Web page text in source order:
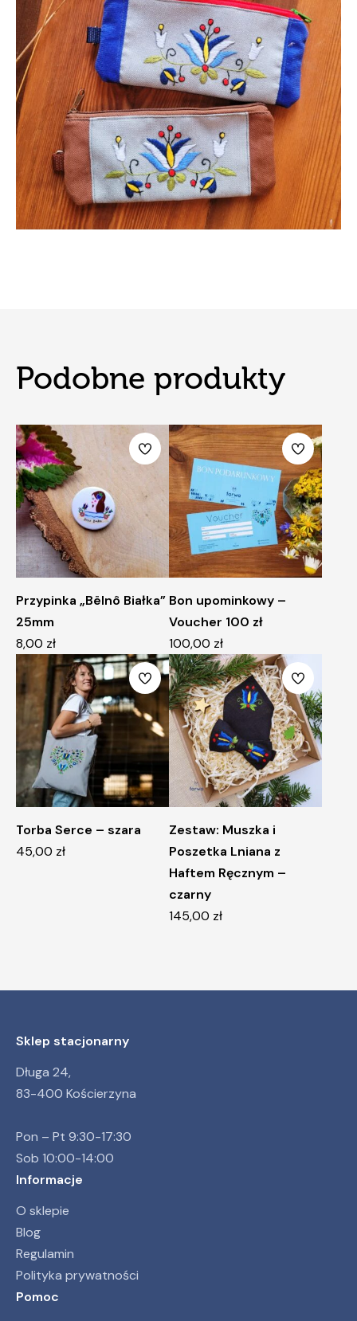
Podobne produkty
Przypinka „Bëlnô Białka”
25mm
8,00 zł
Bon upominkowy –
Voucher 100 zł
100,00 zł
Torba Serce – szara
45,00 zł
Zestaw: Muszka i
Poszetka Lniana z
Haftem Ręcznym –
czarny
145,00 zł
Sklep stacjonarny
Długa 24,
83-400 Kościerzyna
Pon – Pt 9:30-17:30
Sob 10:00-14:00
Informacje
O sklepie
Blog
Regulamin
Polityka prywatności
Pomoc